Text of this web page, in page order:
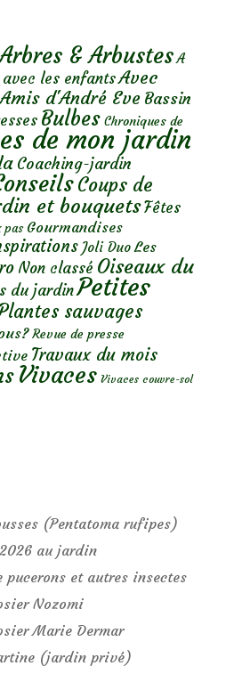
Arbres & Arbustes A
les enfantsAvec
d'André Eve Bassin
Bulbes Chroniques de
de mon jardin
Coaching-jardin
Coups de
et bouquetsFêtes
pas Gourmandises
Joli Duo Les
Non classé Oiseaux du
du jardinPetites
sauvages
Revue de presse
Travaux du mois
Vivaces Vivaces couvre-sol
(Pentatoma rufipes)
au jardin
et autres insectes
Nozomi
Marie Dermar
(jardin privé)